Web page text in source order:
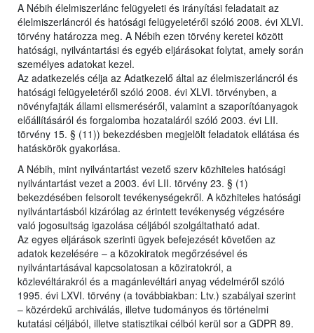
A Nébih élelmiszerlánc felügyeleti és irányítási feladatait az
élelmiszerláncról és hatósági felügyeletéről szóló 2008. évi XLVI.
törvény határozza meg. A Nébih ezen törvény keretei között
hatósági, nyilvántartási és egyéb eljárásokat folytat, amely során
személyes adatokat kezel.
Az adatkezelés célja az Adatkezelő által az élelmiszerláncról és
hatósági felügyeletéről szóló 2008. évi XLVI. törvényben, a
növényfajták állami elismeréséről, valamint a szaporítóanyagok
előállításáról és forgalomba hozataláról szóló 2003. évi LII.
törvény 15. § (11)) bekezdésben megjelölt feladatok ellátása és
hatáskörök gyakorlása.
A Nébih, mint nyilvántartást vezető szerv közhiteles hatósági
nyilvántartást vezet a 2003. évi LII. törvény 23. § (1)
bekezdésében felsorolt tevékenységekről. A közhiteles hatósági
nyilvántartásból kizárólag az érintett tevékenység végzésére
való jogosultság igazolása céljából szolgáltatható adat.
Az egyes eljárások szerinti ügyek befejezését követően az
adatok kezelésére – a közokiratok megőrzésével és
nyilvántartásával kapcsolatosan a köziratokról, a
közlevéltárakról és a magánlevéltári anyag védelméről szóló
1995. évi LXVI. törvény (a továbbiakban: Ltv.) szabályai szerint
– közérdekű archiválás, illetve tudományos és történelmi
kutatási céljából, illetve statisztikai célból kerül sor a GDPR 89.